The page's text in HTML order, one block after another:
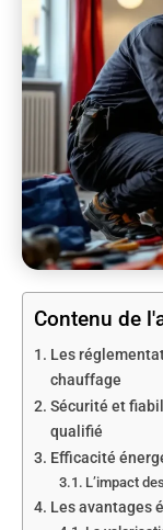
Contenu de
Les
chauffage
Sécurité et
qualifié
Efficacité
L’impact
Les avantages